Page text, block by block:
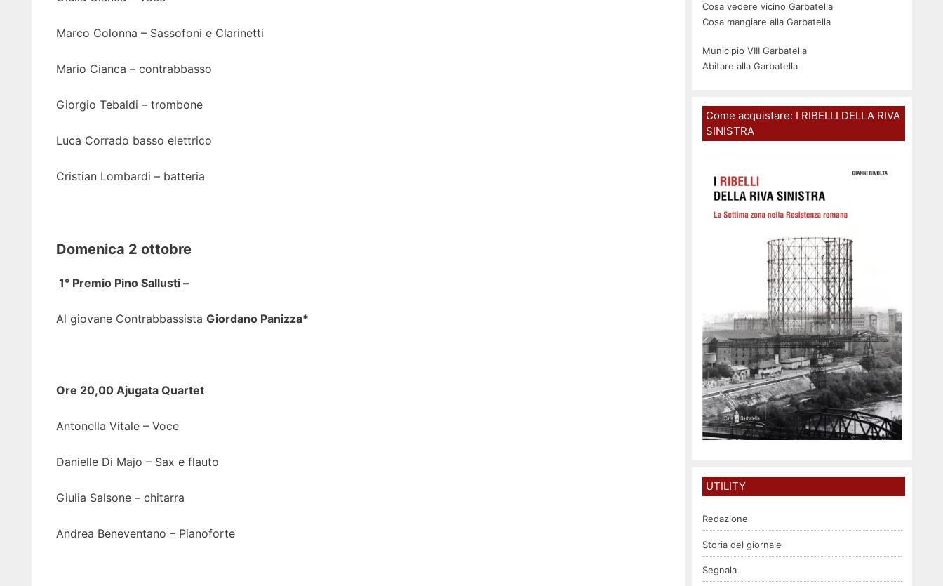
Marco Colonna – Sassofoni e Clarinetti
Mario Cianca – contrabbasso
Giorgio Tebaldi – trombone
Luca Corrado basso elettrico
Cristian Lombardi – batteria
Domenica 2 ottobre
1° Premio Pino Sallusti –
Al giovane Contrabbassista Giordano Panizza*
Ore 20,00 Ajugata Quartet
Antonella Vitale – Voce
Danielle Di Majo – Sax e flauto
Giulia Salsone – chitarra
Andrea Beneventano – Pianoforte
Cosa vedere vicino Garbatella
Cosa mangiare alla Garbatella
Municipio VIII Garbatella
Abitare alla Garbatella
Come acquistare: I RIBELLI DELLA RIVA
SINISTRA
UTILITY
Redazione
Storia del giornale
Segnala